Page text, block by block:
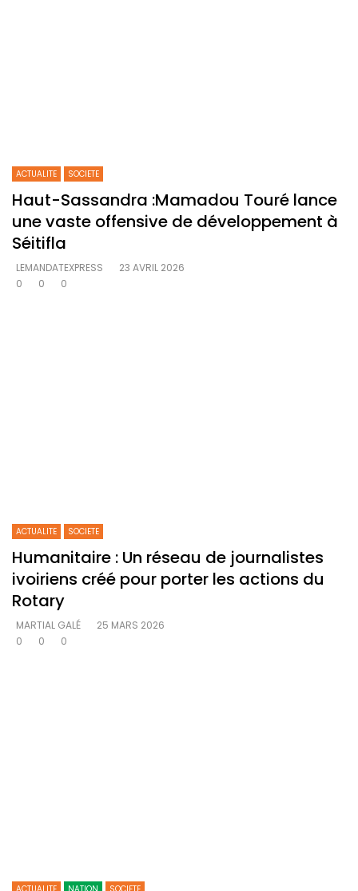
ACTUALITE SOCIETE
Haut-Sassandra :Mamadou Touré lance
une vaste offensive de développement à
Séitifla
LEMANDATEXPRESS
23 AVRIL 2026
0
0 0
ACTUALITE SOCIETE
Humanitaire : Un réseau de journalistes
ivoiriens créé pour porter les actions du
Rotary
MARTIAL GALÉ
25 MARS 2026
0
0 0